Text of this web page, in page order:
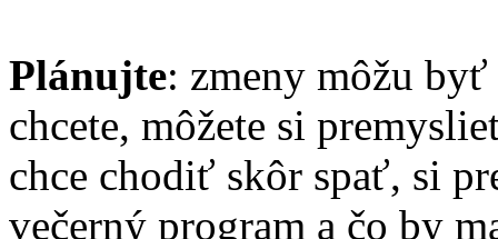
Plánujte: zmeny môžu
chcete, môžete si
chce chodiť skôr spať, si
večerný program a čo by